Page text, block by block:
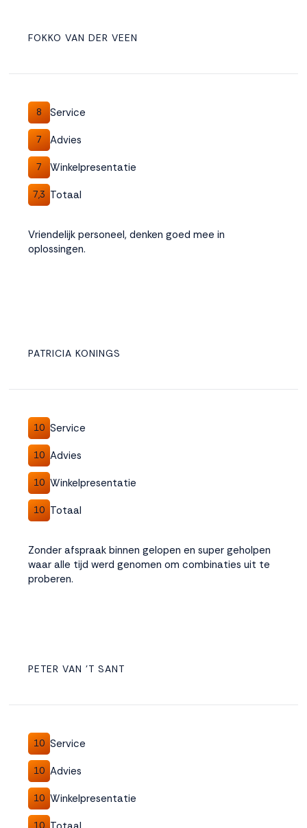
FOKKO VAN DER VEEN
8 Service
7 Advies
7 Winkelpresentatie
7,3 Totaal
Vriendelijk personeel, denken goed mee in
oplossingen.
PATRICIA KONINGS
10 Service
10 Advies
10 Winkelpresentatie
10 Totaal
Zonder afspraak binnen gelopen en super geholpen
waar alle tijd werd genomen om combinaties uit te
proberen.
PETER VAN 'T SANT
10 Service
10 Advies
10 Winkelpresentatie
10